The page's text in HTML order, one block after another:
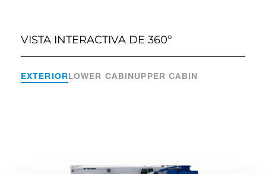
VISTA INTERACTIVA DE 360º
EXTERIORLOWER CABINUPPER CABIN